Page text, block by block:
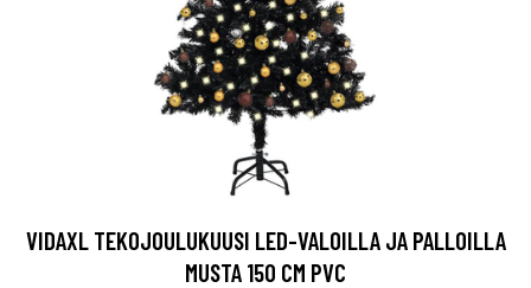
VIDAXL TEKOJOULUKUUSI LED-VALOILLA JA PALLOILLA
MUSTA 150 CM PVC